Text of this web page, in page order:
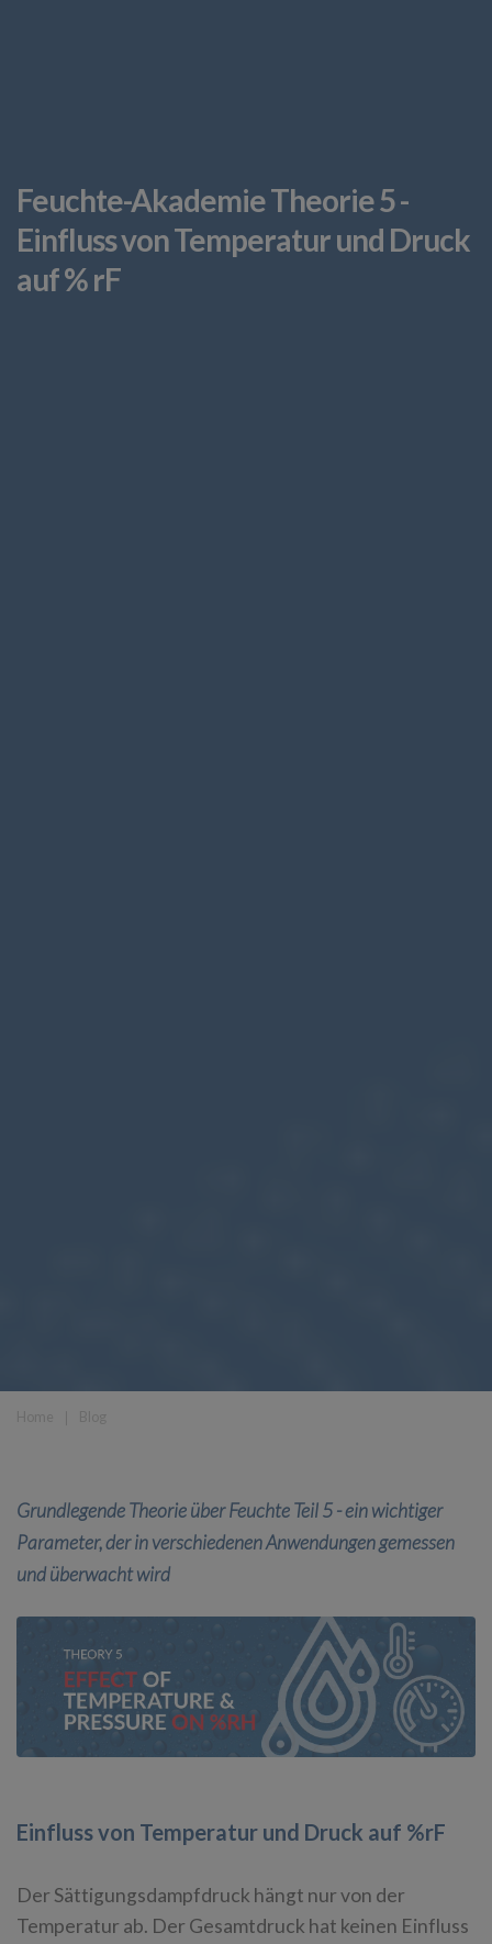
Feuchte-Akademie Theorie 5 -
Einfluss von Temperatur und Druck
auf % rF
Grundlegende Theorie über Feuchte Teil 5 - ein wichtiger
Parameter, der in verschiedenen Anwendungen gemessen
und überwacht wird
Einfluss von Temperatur und Druck auf %rF
Der Sättigungsdampfdruck hängt nur von der
Temperatur ab. Der Gesamtdruck hat keinen Einfluss